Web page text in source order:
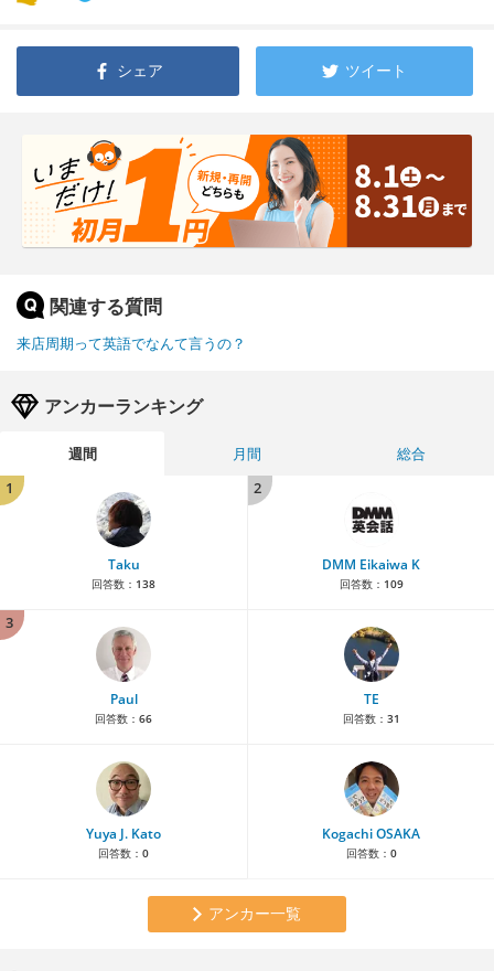
シェア ツイート
関連する質問
来店周期って英語でなんて言うの？
アンカーランキング
週間 月間
総合
1
Taku
回答数： 138
2
DMM Eikaiwa K
回答数： 109
3
Paul
回答数： 66
TE
回答数： 31
Yuya J. Kato
回答数： 0
Kogachi OSAKA
回答数： 0
アンカー一覧